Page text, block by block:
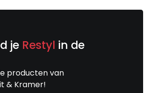
je Restyl in de
producten van
& Kramer!